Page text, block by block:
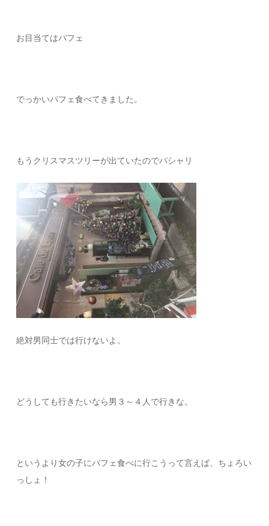
お目当てはパフェ
でっかいパフェ食べてきました。
もうクリスマスツリーが出ていたのでパシャリ
絶対男同士では行けないよ。
どうしても行きたいなら男３～４人で行きな。
というより女の子にパフェ食べに行こうって言えば、ちょろい
っしょ！